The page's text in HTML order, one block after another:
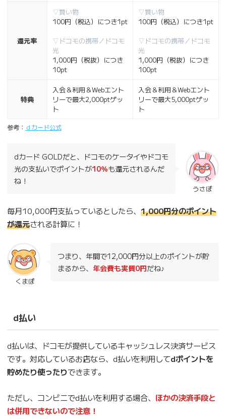
還元率
▽買い物
100円（税込）につき1pt
▽ドコモの携帯／ドコモ
光
1,000円（税抜）につき
10pt
▽買い物
100円（税込）につき1pt
▽ドコモの携帯／ドコモ
光
1,000円（税抜）につき
100pt
特典
入会＆利用＆Webエント
リーで最大2,000ptゲッ
ト
入会＆利用＆Webエント
リーで最大5,000ptゲッ
ト
参考： ｄカード公式
うさぽ
dカード GOLDだと、ドコモのケータイやドコモ
光の支払いでポイントが10％も還元されるんだ
ね！
毎月10,000円支払っているとしたら、 1,000円分のポイント
が還元される計算に！
くまぽ
つまり、年間で12,000円分以上のポイントが貯
まるから、 年会費も実質0円だね♪
d払い
d払いは、ドコモが提供しているキャッシュレス決済サービス
です。対応しているお店なら、d払いを利用してdポイントを
貯めたり使ったりできます。
ただし、コンビニでd払いを利用する場合、 ほかの決済手段と
は併用できないので注意！